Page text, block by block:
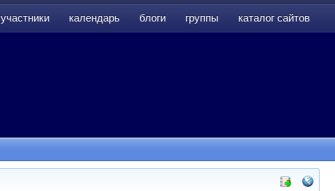
участники календарь блоги группы каталог сайтов